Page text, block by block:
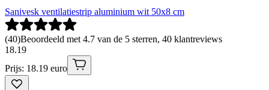
Sanivesk ventilatiestrip aluminium wit 50x8 cm
(40)Beoordeeld met 4.7 van de 5 sterren, 40 klantreviews
18.19
Prijs: 18.19 euro